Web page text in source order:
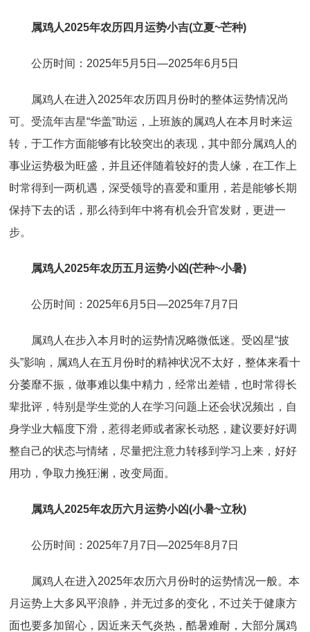
属鸡人2025年农历四月运势小吉(立夏~芒种)
公历时间：2025年5月5日—2025年6月5日
属鸡人在进入2025年农历四月份时的整体运势情况尚
可。受流年吉星“华盖”助运，上班族的属鸡人在本月时来运
转，于工作方面能够有比较突出的表现，其中部分属鸡人的
事业运势极为旺盛，并且还伴随着较好的贵人缘，在工作上
时常得到一两机遇，深受领导的喜爱和重用，若是能够长期
保持下去的话，那么待到年中将有机会升官发财，更进一
步。
属鸡人2025年农历五月运势小凶(芒种~小暑)
公历时间：2025年6月5日—2025年7月7日
属鸡人在步入本月时的运势情况略微低迷。受凶星“披
头”影响，属鸡人在五月份时的精神状况不太好，整体来看十
分萎靡不振，做事难以集中精力，经常出差错，也时常得长
辈批评，特别是学生党的人在学习问题上还会状况频出，自
身学业大幅度下滑，惹得老师或者家长动怒，建议要好好调
整自己的状态与情绪，尽量把注意力转移到学习上来，好好
用功，争取力挽狂澜，改变局面。
属鸡人2025年农历六月运势小凶(小暑~立秋)
公历时间：2025年7月7日—2025年8月7日
属鸡人在进入2025年农历六月份时的运势情况一般。本
月运势上大多风平浪静，并无过多的变化，不过关于健康方
面也要多加留心，因近来天气炎热，酷暑难耐，大部分属鸡